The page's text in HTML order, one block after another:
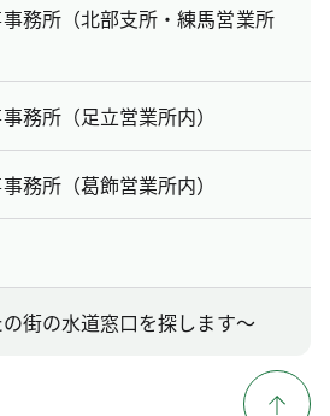
務所（北部支所・練馬営業所
務所（足立営業所内）
務所（葛飾営業所内）
街の水道窓口を探します～